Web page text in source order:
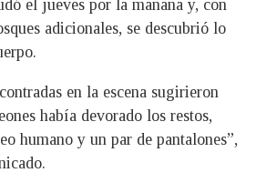
el jueves por la mañana y, con
adicionales, se descubrió lo
en la escena sugirieron
había devorado los restos,
humano y un par de pantalones”,